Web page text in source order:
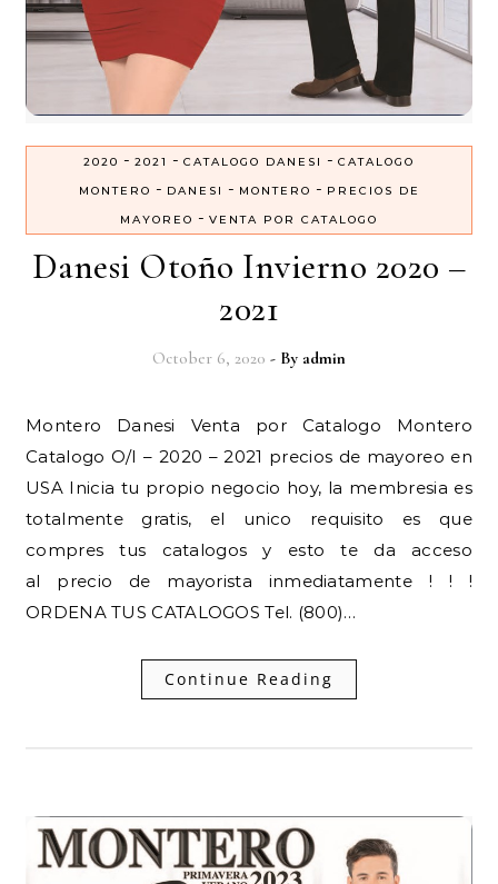
2020 - 2021 - CATALOGO DANESI - CATALOGO
MONTERO - DANESI - MONTERO - PRECIOS DE
MAYOREO - VENTA POR CATALOGO
Danesi Otoño Invierno 2020 –
2021
October 6, 2020 - By admin
Montero Danesi Venta por Catalogo Montero
Catalogo O/I – 2020 – 2021 precios de mayoreo en
USA Inicia tu propio negocio hoy, la membresia es
totalmente gratis, el unico requisito es que
compres tus catalogos y esto te da acceso
al precio de mayorista inmediatamente ! ! !
ORDENA TUS CATALOGOS Tel. (800)…
Continue Reading